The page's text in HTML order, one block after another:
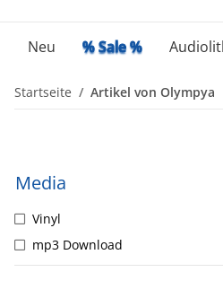
Neu % Sale %
Startseite Artikel von Olympya
Media
Vinyl
mp3 Download